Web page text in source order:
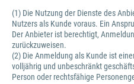
(1) Die Nutzung der Dienste des
Nutzers als Kunde voraus. Ein
Der Anbieter ist berechtigt,
zurückzuweisen.
(2) Die Anmeldung als Kunde ist
volljährig und unbeschränkt
Person oder rechtsfähige